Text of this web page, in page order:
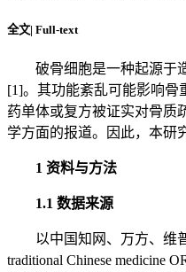
全文| Full-text
破骨细胞是一种起源于
[1]。其功能紊乱可能影响骨
药单体或复方被证实对骨质
学方面的报道。因此，本研
1 资料与方法
1.1 数据来源
以中国知网、万方、维
traditional Chinese medicine